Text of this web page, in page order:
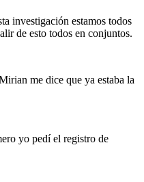
investigación estamos todos
de esto todos en conjuntos.
me dice que ya estaba la
yo pedí el registro de